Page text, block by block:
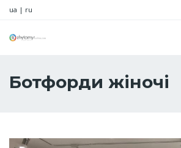
ua | ru
Ботфорди жіночі